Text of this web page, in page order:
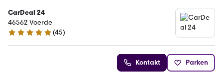
CarDeal 24
46562 Voerde
4.9 Sterne
(45)
Kontakt Parken